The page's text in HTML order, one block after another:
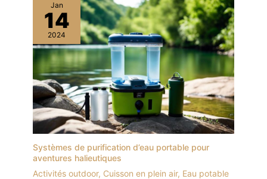
Jan
14
2024
Systèmes de purification d’eau portable pour
aventures halieutiques
Activités outdoor, Cuisson en plein air, Eau potable